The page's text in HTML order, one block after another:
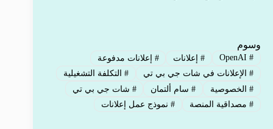
وسوم
#
OpenAI
#إعلانات # إعلانات مدفوعة
#الإعلانات في شات جي بي تي #التكلفة التشغيلية
#الخصوصية #سام ألتمان # شات جي بي تي
#مصداقية المنصة #نموذج عمل إعلانات